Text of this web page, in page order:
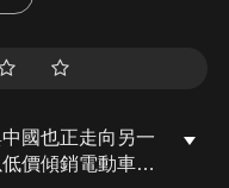
國也正走向另一
價傾銷電動車、